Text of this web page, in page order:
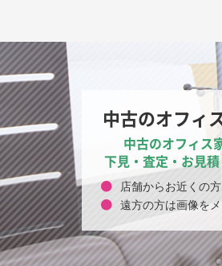
中古のオフィ
中古のオフィス
下見・査定・お見
店舗からお近くの
遠方の方は画像を